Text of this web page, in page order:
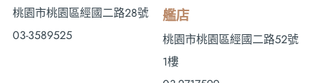
桃園市桃園區經國二路28號
03-3589525
艦店
桃園市桃園區經國二路52號
1樓